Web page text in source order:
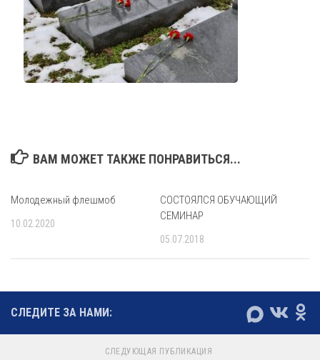
ВАМ МОЖЕТ ТАКЖЕ ПОНРАВИТЬСЯ...
Молодежный флешмоб
10.02.2020
СОСТОЯЛСЯ ОБУЧАЮЩИЙ
СЕМИНАР
05.07.2018
СЛЕДИТЕ ЗА НАМИ:
СЛЕДУЮЩАЯ ПУБЛИКАЦИЯ